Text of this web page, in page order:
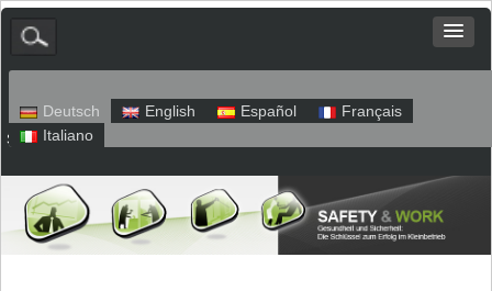
Deutsch English Español
Français
Italiano
Sitemap Impressum